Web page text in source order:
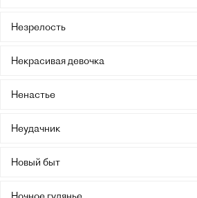
Незрелость
Некрасивая девочка
Ненастье
Неудачник
Новый быт